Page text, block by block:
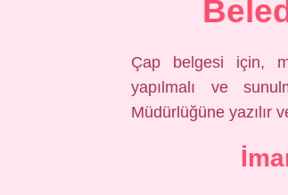
Çap belgesi için,
yapılmalı ve
Müdürlüğüne yazılır